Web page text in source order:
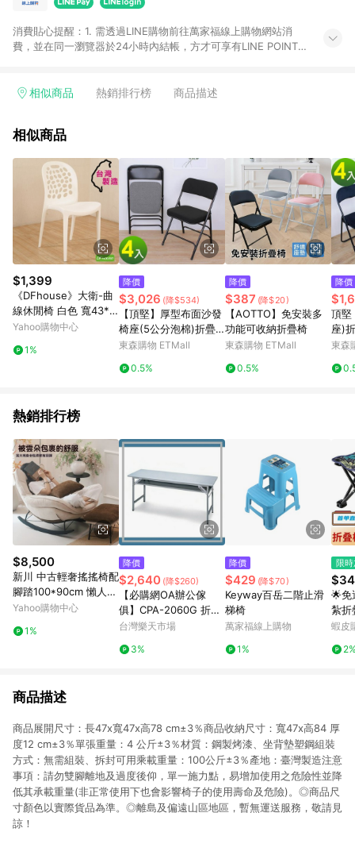
消費貼心提醒：1. 需透過LINE購物前往萬家福線上購物網站消
費，並在同一瀏覽器於24小時內結帳，方才可享有LINE POINTS
4. 不具回饋資格種類商品：電子禮券。 5. 回饋點數計算將排除訂
錄，相關問題請於保留時間內聯絡客服中心，並由康達盛通生活
提供簡單、快速、輕鬆的購物流程及體驗，將不定期推出精選、
話題性或期間限定商品來滿足您的喜好。
相似商品 熱銷排行榜 商品描述
相似商品
$1,399
《DFhouse》大衛-曲
線休閒椅 白色 寬43*
深46*高84.5CM
Yahoo購物中心
1%
降價
$3,026 (降$534)
【頂堅】厚型布面沙發
椅座(5公分泡棉)折疊
椅/麻將椅/洽談椅/會議
可選)-4入/組
東森購物 ETMall
0.5%
降價
$387 (降$20)
【AOTTO】免安裝多
功能可收納折疊椅
東森購物 ETMall
0.5%
降價
頂堅
座)
椅/
東森
熱銷排行榜
$8,500
新川 中古輕奢搖搖椅配
腳踏100*90cm 懶人沙
發 陽台躺椅 家用休閒
Yahoo購物中心
1%
降價
$2,640 (降$260)
【必購網OA辦公傢
俱】CPA-2060G 折疊
式會議桌、鐵板椅系列
台灣樂天市場
3%
降價
$429 (降$70)
Keyway百岳二階止滑
梯椅
萬家福線上購物
1%
限
$34
🌟免
紮折
椅子
BEA
蝦皮
商品描述
商品展開尺寸：長47x寬47x高78 cm±3％商品收納尺寸：寬47x高84 厚
度12 cm±3％單張重量：4 公斤±3％材質：鋼製烤漆、坐背墊塑鋼組裝
方式：無需組裝、拆封可用乘載重量：100公斤±3％產地：臺灣製造注意
事項：請勿雙腳離地及過度後仰，單一施力點，易增加使用之危險性並降
低其承載重量(非正常使用下也會影響椅子的使用壽命及危險)。◎商品尺
寸顏色以實際貨品為準。◎離島及偏遠山區地區，暫無運送服務，敬請見
諒！